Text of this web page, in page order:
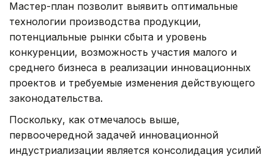
Мастер-план позволит выявить оптимальные
технологии производства продукции,
потенциальные рынки сбыта и уровень
конкуренции, возможность участия малого и
среднего бизнеса в реализации инновационных
проектов и требуемые изменения действующего
законодательства.
Поскольку, как отмечалось выше,
первоочередной задачей инновационной
индустриализации является консолидация усилий